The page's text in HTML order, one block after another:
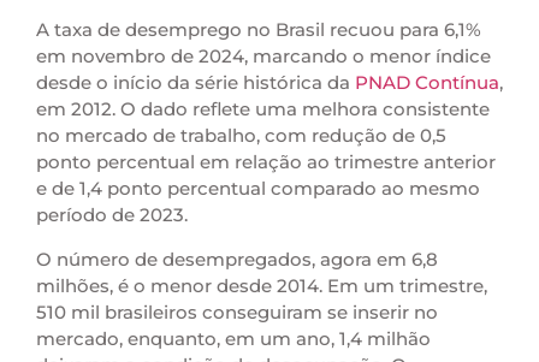
A taxa de desemprego no Brasil recuou para 6,1%
em novembro de 2024, marcando o menor índice
desde o início da série histórica da PNAD Contínua,
em 2012. O dado reflete uma melhora consistente
no mercado de trabalho, com redução de 0,5
ponto percentual em relação ao trimestre anterior
e de 1,4 ponto percentual comparado ao mesmo
período de 2023.
O número de desempregados, agora em 6,8
milhões, é o menor desde 2014. Em um trimestre,
510 mil brasileiros conseguiram se inserir no
mercado, enquanto, em um ano, 1,4 milhão